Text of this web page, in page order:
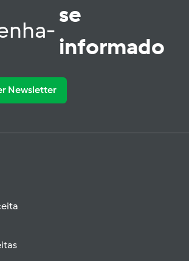
se
informado
Newsletter